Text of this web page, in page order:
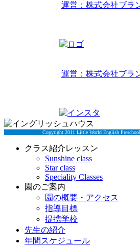
運営：株式会社ブラ
運営：株式会社ブラ
Copyright 2011 Little World English
クラス紹介レッスン
Sunshine class
Star class
Speciality Classes
園のご案内
園の概要・アクセス
指導目標
提携学校
先生の紹介
年間スケジュール